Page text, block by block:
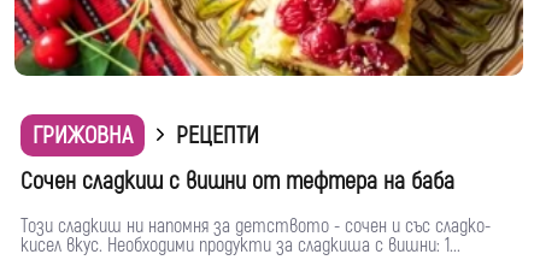
ГРИЖОВНА
РЕЦЕПТИ
Сочен сладкиш с вишни от тефтера на баба
Този сладкиш ни напомня за детството - сочен и със сладко-
кисел вкус. Необходими продукти за сладкиша с вишни: 1...